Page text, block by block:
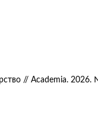
// Academia. 2026.